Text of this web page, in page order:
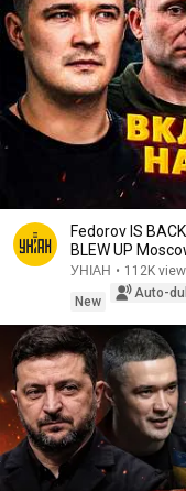
Fedorov IS
BLEW UP
HYSTE...
УНІАН • 112K
New
Auto-